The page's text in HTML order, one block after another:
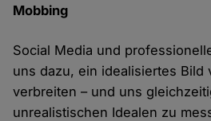
Mobbing
Social Media und
uns dazu, ein idealisiertes Bild
verbreiten – und uns
unrealistischen Idealen zu